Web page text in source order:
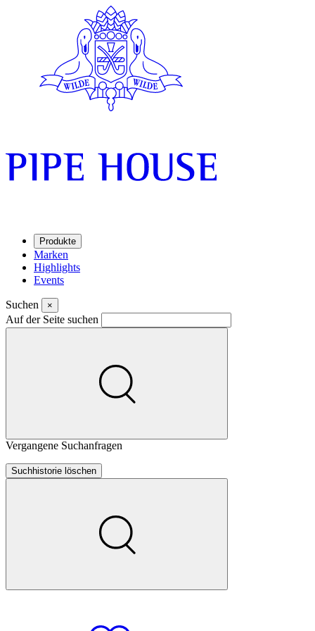
Produkte
Marken
Highlights
Events
Suchen ×
Auf der Seite suchen
Vergangene Suchanfragen
Suchhistorie löschen